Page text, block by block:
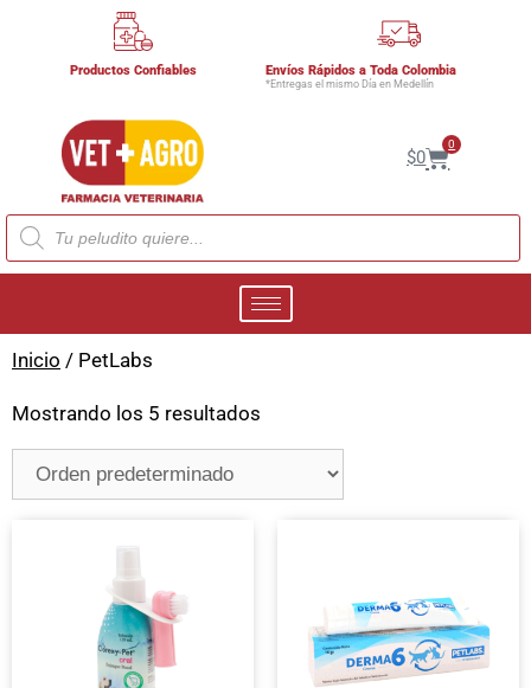
Productos Confiables Envíos Rápidos a Toda Colombia
*Entregas el mismo Día en Medellín
$0
0
Inicio / PetLabs
Mostrando los 5 resultados